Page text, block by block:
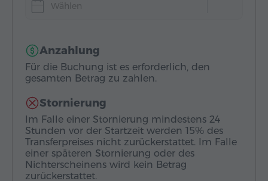
Wählen
Anzahlung
Für die Buchung ist es erforderlich, den
gesamten Betrag zu zahlen.
Stornierung
Im Falle einer Stornierung mindestens 24
Stunden vor der Startzeit werden 15% des
Transferpreises nicht zurückerstattet. Im Falle
einer späteren Stornierung oder des
Nichterscheinens wird kein Betrag
zurückerstattet.